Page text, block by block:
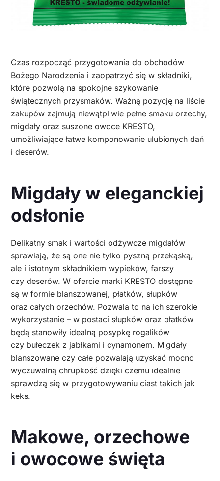
Czas rozpocząć przygotowania do obchodów
Bożego Narodzenia i zaopatrzyć się w składniki,
które pozwolą na spokojne szykowanie
świątecznych przysmaków. Ważną pozycję na liście
zakupów zajmują niewątpliwie pełne smaku orzechy,
migdały oraz suszone owoce KRESTO,
umożliwiające łatwe komponowanie ulubionych dań
i deserów.
Migdały w eleganckiej
odsłonie
Delikatny smak i wartości odżywcze migdałów
sprawiają, że są one nie tylko pyszną przekąską,
ale i istotnym składnikiem wypieków, farszy
czy deserów. W ofercie marki KRESTO dostępne
są w formie blanszowanej, płatków, słupków
oraz całych orzechów. Pozwala to na ich szerokie
wykorzystanie – w postaci słupków oraz płatków
będą stanowiły idealną posypkę rogalików
czy bułeczek z jabłkami i cynamonem. Migdały
blanszowane czy całe pozwalają uzyskać mocno
wyczuwalną chrupkość dzięki czemu idealnie
sprawdzą się w przygotowywaniu ciast takich jak
keks.
Makowe, orzechowe
i owocowe święta